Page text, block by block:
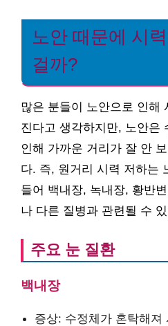
노안 때문에 시
걸까?
많은 분들이 노안으로 인해
진다고 생각하지만, 노안은
인해 가까운 거리가 잘 안
다. 즉, 원거리 시력 저하는
들어 백내장, 녹내장, 황반
나 다른 질병과 관련될 수
주요 눈 질환
백내장
증상: 수정체가 혼탁해져